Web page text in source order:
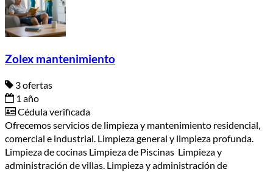
Zolex mantenimiento
3 ofertas
1 año
Cédula verificada
Ofrecemos servicios de limpieza y mantenimiento residencial,
comercial e industrial. Limpieza general y limpieza profunda.
Limpieza de cocinas Limpieza de Piscinas Limpieza y
administración de villas. Limpieza y administración de